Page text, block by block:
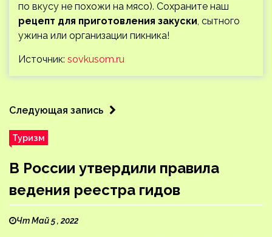
по вкусу не похожи на мясо). Сохраните наш
рецепт для приготовления закуски, сытного
ужина или организации пикника!
Источник: sovkusom.ru
Следующая запись
Туризм
В России утвердили правила
ведения реестра гидов
Чт Май 5 , 2022